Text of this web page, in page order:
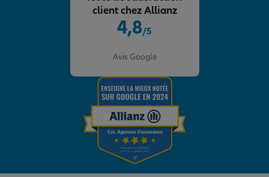
4,8/5
Avis Google
client chez Allianz